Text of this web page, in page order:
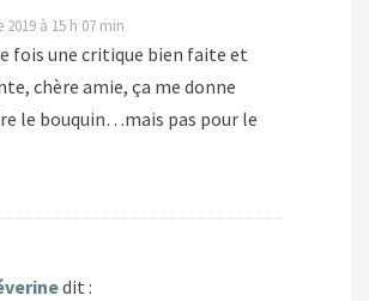
2019 à 15 h 07 min
fois une critique bien faite et
chère amie, ça me donne
le bouquin…mais pas pour le
dit :